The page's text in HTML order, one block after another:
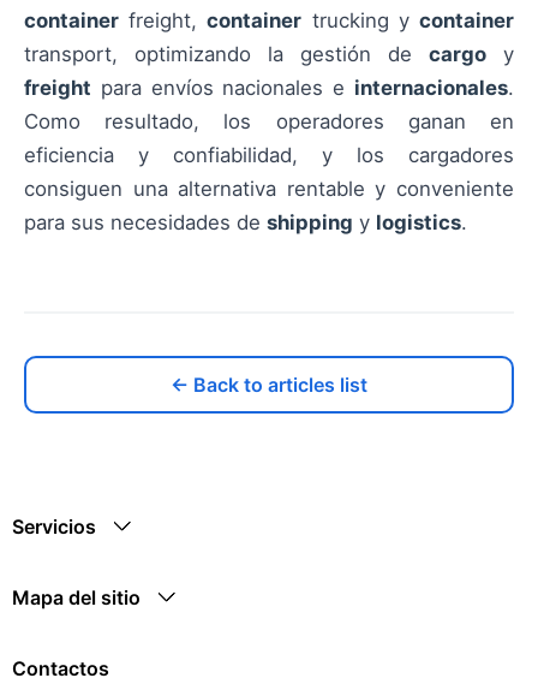
container freight,container trucking ycontainer
transport, optimizando la gestión de cargo y
freight para envíos nacionales e internacionales.
Como resultado, los operadores ganan en
eficiencia y confiabilidad, y los cargadores
consiguen una alternativa rentable y conveniente
para sus necesidades de shipping y logistics.
← Back to articles list
Servicios
Mapa del sitio
Contactos